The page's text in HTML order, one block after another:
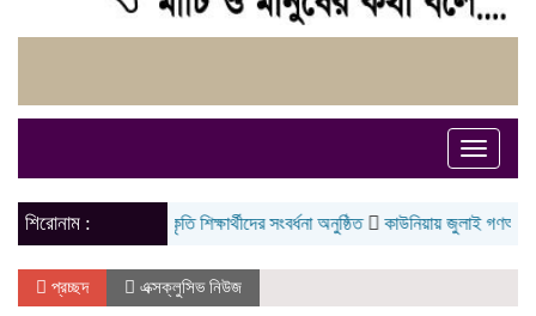
Toggle
শিরোনাম :
নাগেশ্বরীতে কৃতি শিক্ষার্থীদের সংবর্ধনা অনুষ্ঠিত কাউনিয়ায় জুলাই গণঅভ্যুত্থান
প্রচ্ছদ এক্সক্লুসিভ নিউজ